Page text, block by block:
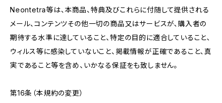
Neontetra等は、本商品、特典及びこれらに付随して提供される
メール、コンテンツその他一切の商品又はサービスが、購入者の
期待する水準に達していること、特定の目的に適合していること、
ウィルス等に感染していないこと、掲載情報が正確であること、真
実であること等を含め、いかなる保証をも致しません。
第16条（本規約の変更）